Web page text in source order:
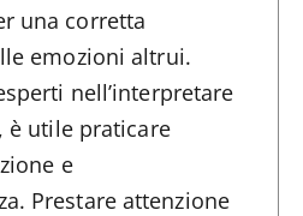
una corretta
emozioni altrui.
nell’interpretare
è utile praticare
e
Prestare attenzione